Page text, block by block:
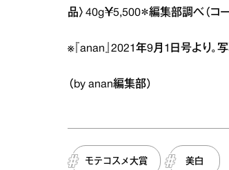
品〉40g￥5,500＊編集部調べ（コー
※『anan』2021年9月1日号より。
（by anan編集部）
モテコスメ大賞 美白